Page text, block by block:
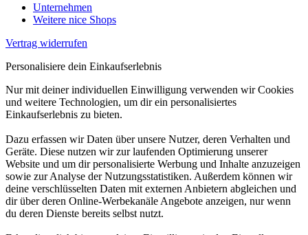
Unternehmen
Weitere nice Shops
Vertrag widerrufen
Personalisiere dein Einkaufserlebnis
Nur mit deiner individuellen Einwilligung verwenden wir Cookies
und weitere Technologien, um dir ein personalisiertes
Einkaufserlebnis zu bieten.
Dazu erfassen wir Daten über unsere Nutzer, deren Verhalten und
Geräte. Diese nutzen wir zur laufenden Optimierung unserer
Website und um dir personalisierte Werbung und Inhalte anzuzeigen
sowie zur Analyse der Nutzungsstatistiken. Außerdem können wir
deine verschlüsselten Daten mit externen Anbietern abgleichen und
dir über deren Online-Werbekanäle Angebote anzeigen, nur wenn
du deren Dienste bereits selbst nutzt.